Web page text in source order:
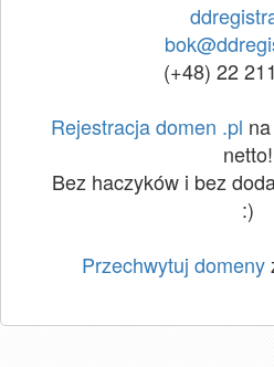
(+48) 22
Rejestracja domen .pl
netto!
Bez haczyków i bez
:)
Przechwytuj domeny